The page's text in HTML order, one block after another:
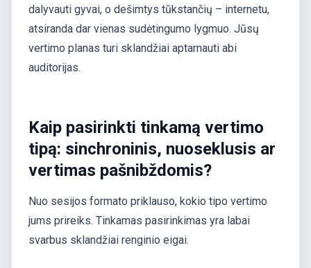
dalyvauti gyvai, o dešimtys tūkstančių – internetu,
atsiranda dar vienas sudėtingumo lygmuo. Jūsų
vertimo planas turi sklandžiai aptarnauti abi
auditorijas.
Kaip pasirinkti tinkamą vertimo
tipą: sinchroninis, nuoseklusis ar
vertimas pašnibždomis?
Nuo sesijos formato priklauso, kokio tipo vertimo
jums prireiks. Tinkamas pasirinkimas yra labai
svarbus sklandžiai renginio eigai.